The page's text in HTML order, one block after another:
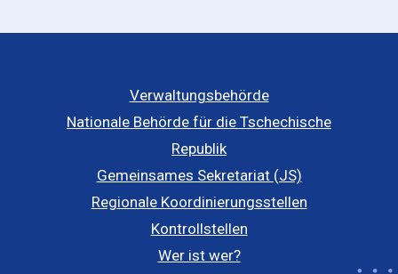
Verwaltungsbehörde
Nationale Behörde für die Tschechische
Republik
Gemeinsames Sekretariat (JS)
Regionale Koordinierungsstellen
Kontrollstellen
Wer ist wer?